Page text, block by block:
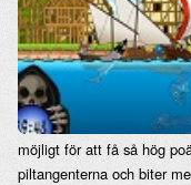
möjligt för att få så hög
piltangenterna och biter